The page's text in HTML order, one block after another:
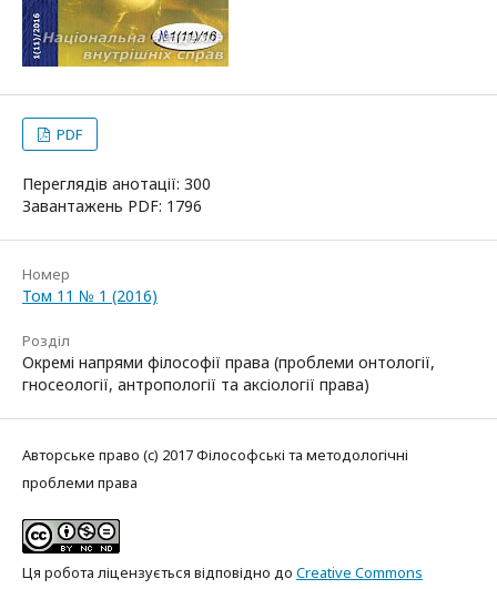
PDF
Переглядів анотації: 300
Завантажень PDF: 1796
Номер
Том 11 № 1 (2016)
Розділ
Окремі напрями філософії права (проблеми онтології,
гносеології, антропології та аксіології права)
Авторське право (c) 2017 Філософські та методологічні
проблеми права
Ця робота ліцензується відповідно до Creative Commons